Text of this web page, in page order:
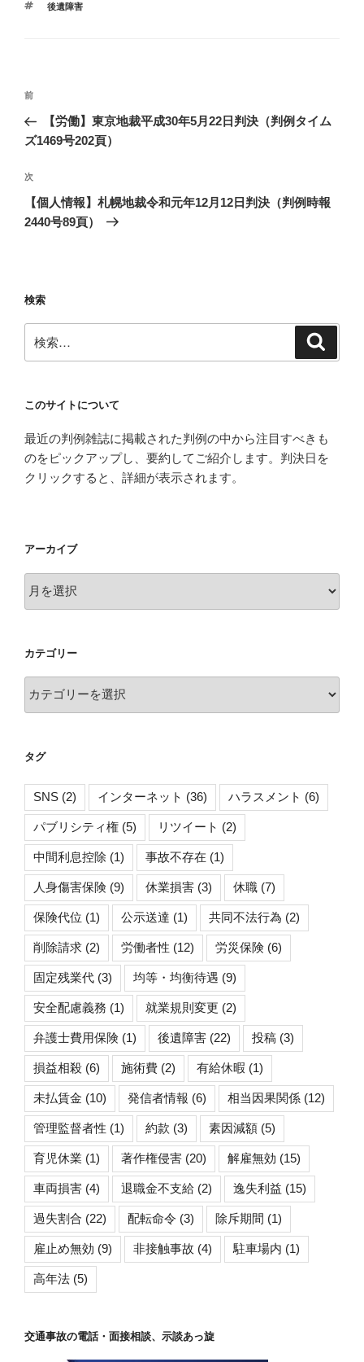
ゴ
タ
後遺障害
投
ナ
ゲ
ー
シ
前
の
投
前
【労働】東京地裁平成30年5月22日判決（判例タイム
ズ1469号202頁）
次
の
投
次
【個人情報】札幌地裁令和元年12月12日判決（判例時報
2440号89頁）
検索
索:
このサイトについて
最近の判例雑誌に掲載された判例の中から注目すべきも
のをピックアップし、要約してご紹介します。判決日を
クリックすると、詳細が表示されます。
アーカイブ
ー
ブ
カテゴリー
テ
ー
タグ
SNS (2) インターネット (36) ハラスメント (6)
パブリシティ権 (5) リツイート (2)
中間利息控除 (1) 事故不存在 (1)
人身傷害保険 (9) 休業損害 (3) 休職 (7)
保険代位 (1) 公示送達 (1) 共同不法行為 (2)
削除請求 (2) 労働者性 (12) 労災保険 (6)
固定残業代 (3) 均等・均衡待遇 (9)
安全配慮義務 (1) 就業規則変更 (2)
弁護士費用保険 (1) 後遺障害 (22) 投稿 (3)
損益相殺 (6) 施術費 (2) 有給休暇 (1)
未払賃金 (10) 発信者情報 (6) 相当因果関係 (12)
管理監督者性 (1) 約款 (3) 素因減額 (5)
育児休業 (1) 著作権侵害 (20) 解雇無効 (15)
車両損害 (4) 退職金不支給 (2) 逸失利益 (15)
過失割合 (22) 配転命令 (3) 除斥期間 (1)
雇止め無効 (9) 非接触事故 (4) 駐車場内 (1)
高年法 (5)
交通事故の電話・面接相談、示談あっ旋